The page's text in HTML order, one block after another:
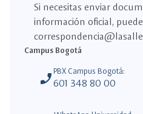
Si necesitas enviar
información oficial,
Campus Bogotá
phone_enabled PBX Campus Bogotá:
601 348 80 00